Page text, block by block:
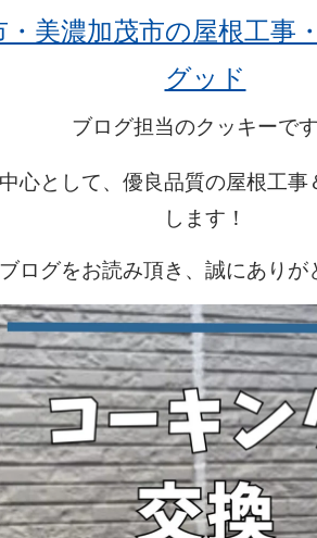
美濃加茂市の屋根工事
グッド
ブログ担当のクッキーで
心として、優良品質の屋根工
します！
ログをお読み頂き、誠にありが